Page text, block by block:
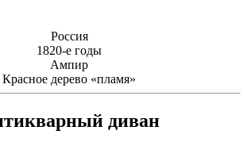
Россия
1820-е годы
Ампир
Красное дерево «пламя»
диван